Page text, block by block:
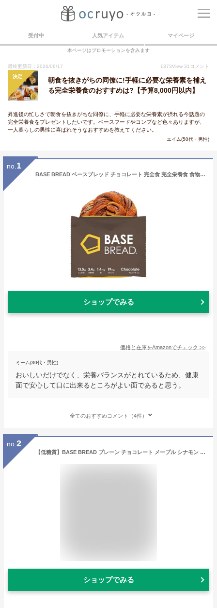
受付中 人気アイテム マイページ
本ページはプロモーションを含みます
最終更新日：2026/06/17 1373View 31 コメント
決定
朝食を抜きがちの同僚に!手軽に必要な栄養素を補え
る完全栄養食のおすすめは?【予算8,000円以内】
昇進後の忙しさで朝食を抜きがちな同僚に、手軽に必要な栄養素が摂れる今話題の
完全栄養食をプレゼントしたいです。ベースフードやコンプなど色々ありますが、
一人暮らしの男性に喜ばれそうなおすすめを教えてください。
エイム(50代・男性)
no. 1
BASE BREAD ベースブレッド チョコレート 完全食 完全栄養食 食物繊維 16袋セット
ショップでみる
価格と在庫をAmazonでチェック >>
ミーム(30代・男性)
おいしいだけでなく、栄養バランスがとれているため、健康
面で安心して口に出来るところがよい面であると思う。
全てのおすすめコメント（4件）
no. 2
【低糖質】BASE BREAD プレーン チョコレート メープル シナモン 各 パン 4袋 セット 完全栄養食 | basefood お試し 栄養 置き換え ダイエット 食 品 オフ タンパク質 葉酸 鉄分 カルシウム おやつ お菓子 間食 ベースブレッド ロール ベースフード 糖質 制限
ショップでみる